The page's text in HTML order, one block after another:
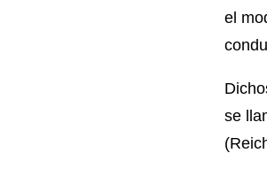
el
se